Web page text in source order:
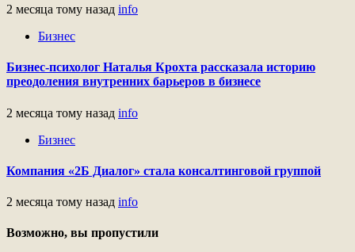
2 месяца тому назад info
Бизнес
Бизнес-психолог Наталья Крохта рассказала историю
преодоления внутренних барьеров в бизнесе
2 месяца тому назад info
Бизнес
Компания «2Б Диалог» стала консалтинговой группой
2 месяца тому назад info
Возможно, вы пропустили